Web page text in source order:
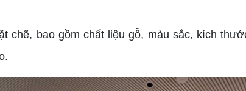
chẽ, bao gồm chất liệu gỗ, màu sắc, kích